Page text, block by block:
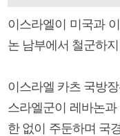
이스라엘이 미국과
논 남부에서 철군하
이스라엘 카츠 국방
스라엘군이 레바논
한 없이 주둔하며 국